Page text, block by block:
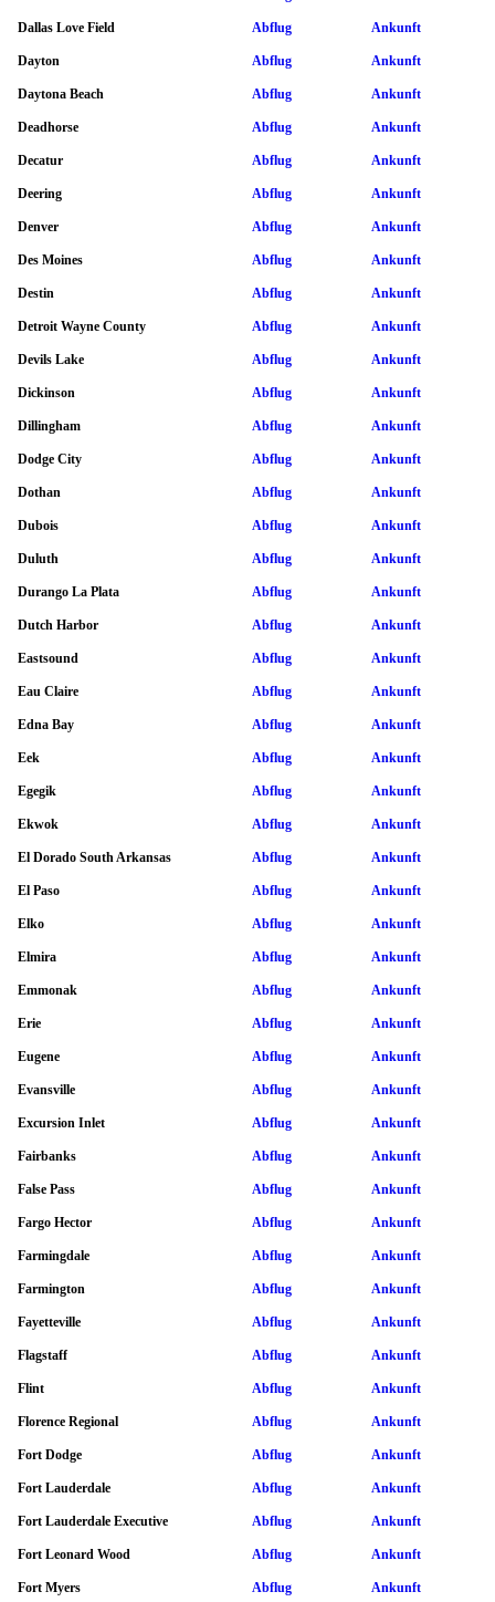
Dallas Love Field Abflug Ankunft
Dayton Abflug Ankunft
Daytona Beach Abflug Ankunft
Deadhorse Abflug Ankunft
Decatur Abflug Ankunft
Deering Abflug Ankunft
Denver Abflug Ankunft
Des Moines Abflug Ankunft
Destin Abflug Ankunft
Detroit Wayne County Abflug Ankunft
Devils Lake Abflug Ankunft
Dickinson Abflug Ankunft
Dillingham Abflug Ankunft
Dodge City Abflug Ankunft
Dothan Abflug Ankunft
Dubois Abflug Ankunft
Duluth Abflug Ankunft
Durango La Plata Abflug Ankunft
Dutch Harbor Abflug Ankunft
Eastsound Abflug Ankunft
Eau Claire Abflug Ankunft
Edna Bay Abflug Ankunft
Eek Abflug Ankunft
Egegik Abflug Ankunft
Ekwok Abflug Ankunft
El Dorado South Arkansas Abflug Ankunft
El Paso Abflug Ankunft
Elko Abflug Ankunft
Elmira Abflug Ankunft
Emmonak Abflug Ankunft
Erie Abflug Ankunft
Eugene Abflug Ankunft
Evansville Abflug Ankunft
Excursion Inlet Abflug Ankunft
Fairbanks Abflug Ankunft
False Pass Abflug Ankunft
Fargo Hector Abflug Ankunft
Farmingdale Abflug Ankunft
Farmington Abflug Ankunft
Fayetteville Abflug Ankunft
Flagstaff Abflug Ankunft
Flint Abflug Ankunft
Florence Regional Abflug Ankunft
Fort Dodge Abflug Ankunft
Fort Lauderdale Abflug Ankunft
Fort Lauderdale Executive Abflug Ankunft
Fort Leonard Wood Abflug Ankunft
Fort Myers Abflug Ankunft